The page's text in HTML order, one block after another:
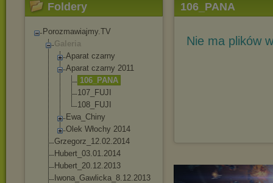
Foldery
Porozmawiajmy.TV
Galeria
Aparat czarny
Aparat czarny 2011
106_PANA
107_FUJI
108_FUJI
Ewa_Chiny
Olek Włochy 2014
Grzegorz_12.02.2014
Hubert_03.01.2014
Hubert_20.12.2013
Iwona_Gawlicka_8.12.2013
106_PANA
Nie ma plików